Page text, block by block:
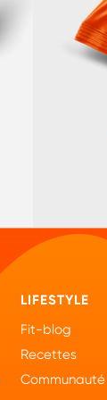
LIFESTYLE
Fit-blog
Recettes
Communauté